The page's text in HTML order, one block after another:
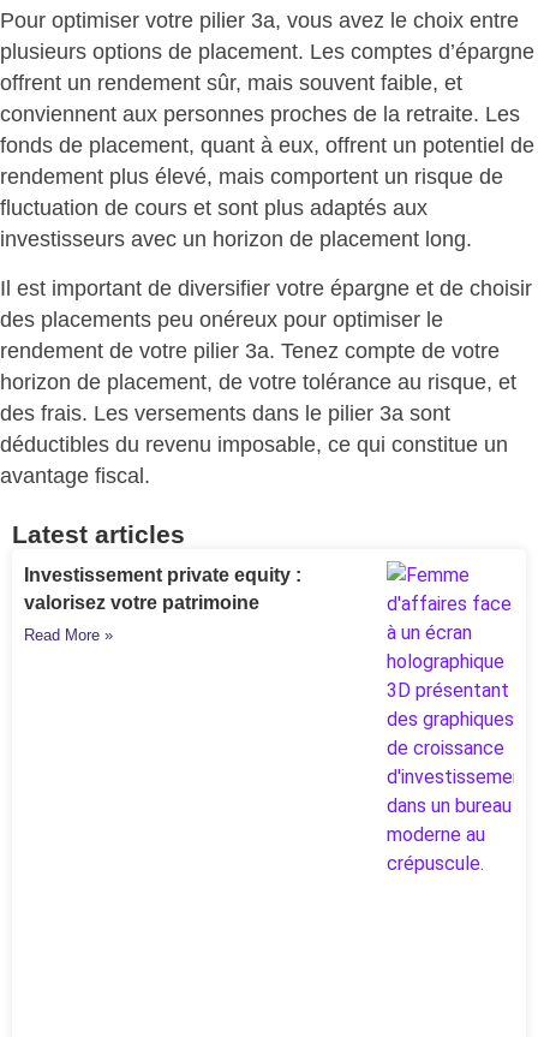
Pour optimiser votre pilier 3a, vous avez le choix entre
plusieurs options de placement. Les comptes d’épargne
offrent un rendement sûr, mais souvent faible, et
conviennent aux personnes proches de la retraite. Les
fonds de placement, quant à eux, offrent un potentiel de
rendement plus élevé, mais comportent un risque de
fluctuation de cours et sont plus adaptés aux
investisseurs avec un horizon de placement long.
Il est important de diversifier votre épargne et de choisir
des placements peu onéreux pour optimiser le
rendement de votre pilier 3a. Tenez compte de votre
horizon de placement, de votre tolérance au risque, et
des frais. Les versements dans le pilier 3a sont
déductibles du revenu imposable, ce qui constitue un
avantage fiscal.
Latest articles
Investissement private equity :
valorisez votre patrimoine
Read More »